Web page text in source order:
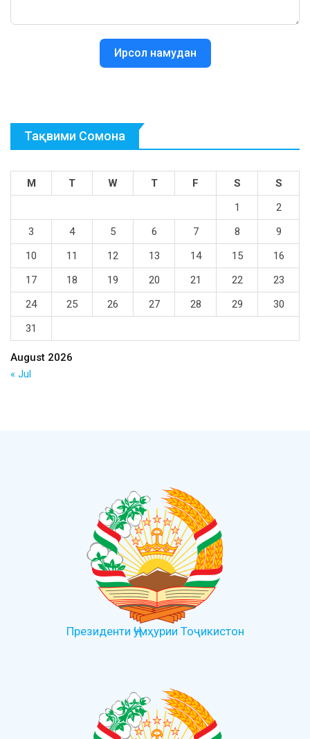
Ирсол намудан
Тақвими Сомона
August 2026
M T W T F S
S
1
2
3
4 5 6 7 8
9
10
11 12 13 14 15
16
17
18 19 20 21 22
23
24
25 26 27 28 29
30
31
« Jul
Президенти Ҷумҳурии Тоҷикистон